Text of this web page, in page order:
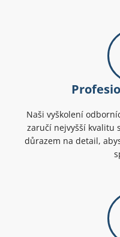
Naši vyškolení
zaručí nejvyšší kvalitu
důrazem na detail,